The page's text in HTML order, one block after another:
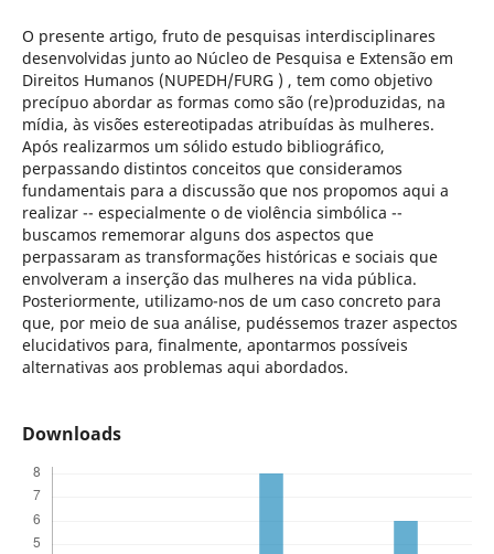
O presente artigo, fruto de pesquisas interdisciplinares
desenvolvidas junto ao Núcleo de Pesquisa e Extensão em
Direitos Humanos (NUPEDH/FURG ) , tem como objetivo
precípuo abordar as formas como são (re)produzidas, na
mídia, às visões estereotipadas atribuídas às mulheres.
Após realizarmos um sólido estudo bibliográfico,
perpassando distintos conceitos que consideramos
fundamentais para a discussão que nos propomos aqui a
realizar -- especialmente o de violência simbólica --
buscamos rememorar alguns dos aspectos que
perpassaram as transformações históricas e sociais que
envolveram a inserção das mulheres na vida pública.
Posteriormente, utilizamo-nos de um caso concreto para
que, por meio de sua análise, pudéssemos trazer aspectos
elucidativos para, finalmente, apontarmos possíveis
alternativas aos problemas aqui abordados.
Downloads